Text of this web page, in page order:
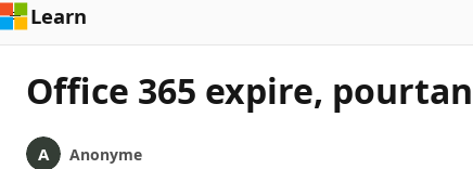
Learn
Office 365 expire,
Anonyme